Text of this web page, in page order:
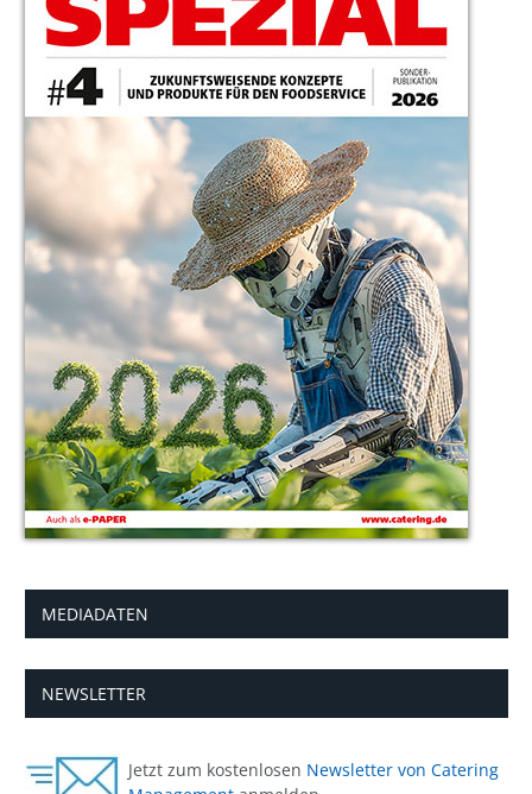
MEDIADATEN
NEWSLETTER
Jetzt zum kostenlosen Newsletter von Catering